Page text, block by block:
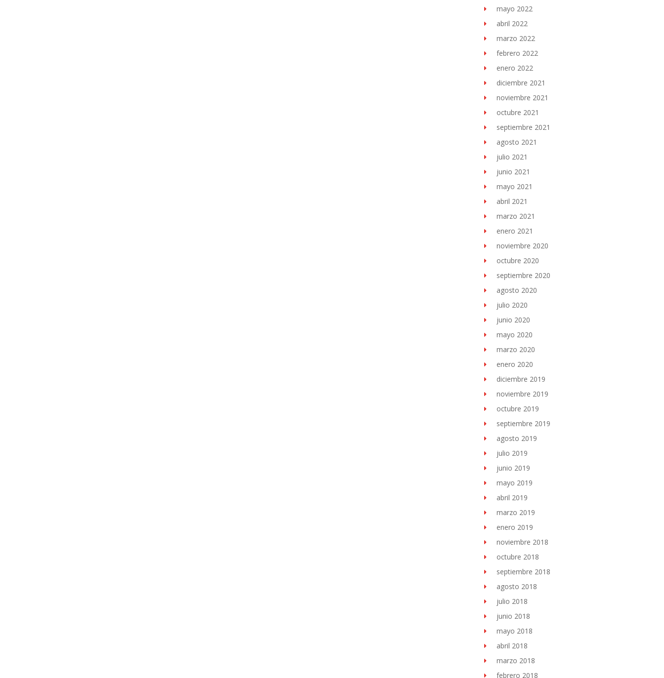
mayo 2022
abril 2022
marzo 2022
febrero 2022
enero 2022
diciembre 2021
noviembre 2021
octubre 2021
septiembre 2021
agosto 2021
julio 2021
junio 2021
mayo 2021
abril 2021
marzo 2021
enero 2021
noviembre 2020
octubre 2020
septiembre 2020
agosto 2020
julio 2020
junio 2020
mayo 2020
marzo 2020
enero 2020
diciembre 2019
noviembre 2019
octubre 2019
septiembre 2019
agosto 2019
julio 2019
junio 2019
mayo 2019
abril 2019
marzo 2019
enero 2019
noviembre 2018
octubre 2018
septiembre 2018
agosto 2018
julio 2018
junio 2018
mayo 2018
abril 2018
marzo 2018
febrero 2018